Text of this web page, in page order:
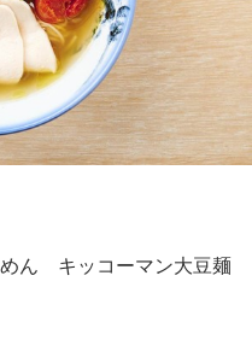
ん キッコーマン大豆麺